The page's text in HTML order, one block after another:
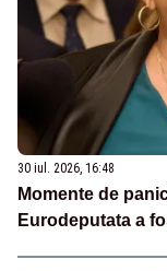
30 iul. 2026, 16:48
Momente de
Eurodeputata a